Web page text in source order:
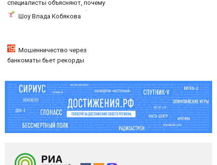
специалисты объясняют, почему
верить нельзя не только фильму
Шоу Влада Кобякова
Мошенничество через
банкоматы бьет рекорды